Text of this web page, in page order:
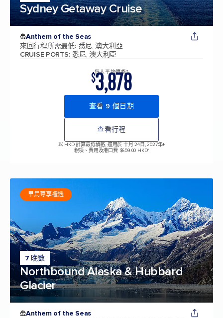
Sydney Getaway Cruise
Anthem of the Seas
來回行程所需最低: 悉尼, 澳大利亞
CRUISE PORTS: 悉尼, 澳大利亞
每人平均價格*
$3,878
查看 9 個日期
查看行程
以 HKD 計算最低價格, 適用於 十月 24日, 2027年+
稅項、費用及港口費 $659.00 HKD*
7 晚數
Northbound Alaska & Hubbard
Glacier
早鳥尊享禮遇
Anthem of the Seas